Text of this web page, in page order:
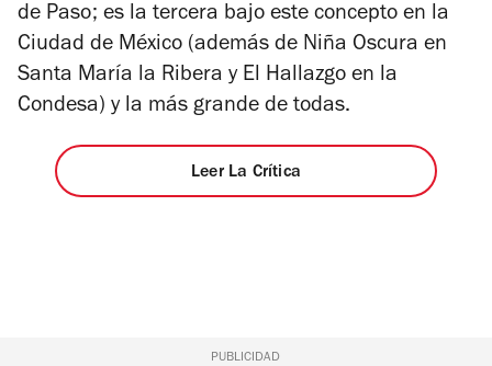
de Paso; es la tercera bajo este concepto en la
Ciudad de México (además de Niña Oscura en
Santa María la Ribera y El Hallazgo en la
Condesa) y la más grande de todas.
Leer La Crítica
PUBLICIDAD